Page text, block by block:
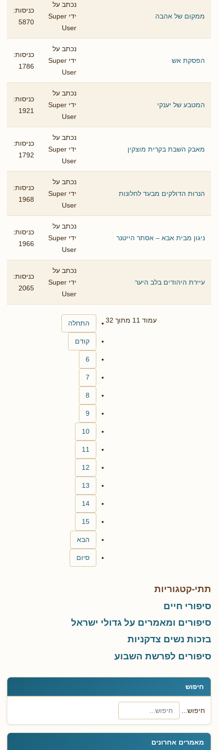
חיפוש
חיפוש...
מאמרים אחרונים
ממקום של אהבה
נכתב על
ידי Super
User
כניסות:
5870
הפסקת אש
נכתב על
ידי Super
User
כניסות:
1786
המטבע של יענקי
נכתב על
ידי Super
User
כניסות:
1921
מאבק השבת בקרית מוצקין
נכתב על
ידי Super
User
כניסות:
1792
הנרות הדולקים מבעד לחלונות
נכתב על
ידי Super
User
כניסות:
1968
ניגון מבית אבא – אסתר הייטנר
נכתב על
ידי Super
User
כניסות:
1966
עיירת היהודים בלב היער
נכתב על
ידי Super
User
כניסות:
2065
עמוד 11 מתוך 32 התחלה
קודם
6
7
8
9
10
11
12
13
14
15
הבא
סיום
תתי-קטגוריות
סיפורי חיים
סיפורים ומאמרים על גדולי ישראל
בזכות נשים צדקניות
סיפורים לפרשת השבוע